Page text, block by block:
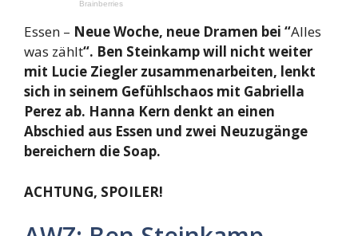
Essen – Neue Woche, neue Dramen bei “Alles
was zählt“. Ben Steinkamp will nicht weiter
mit Lucie Ziegler zusammenarbeiten, lenkt
sich in seinem Gefühlschaos mit Gabriella
Perez ab. Hanna Kern denkt an einen
Abschied aus Essen und zwei Neuzugänge
bereichern die Soap.
ACHTUNG, SPOILER!